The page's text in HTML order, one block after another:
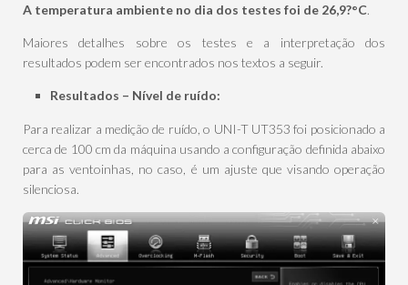
A temperatura ambiente no dia dos testes foi de 26,9?°C.
Maiores detalhes sobre os testes e a interpretação dos
resultados podem ser encontrados nos textos a seguir.
Resultados – Nível de ruído:
Para realizar a medição de ruído, o UNI-T UT353 foi posicionado a
cerca de 100 cm da máquina usando a configuração definida abaixo
para as ventoinhas, no caso, é um ajuste que visando operação
silenciosa.